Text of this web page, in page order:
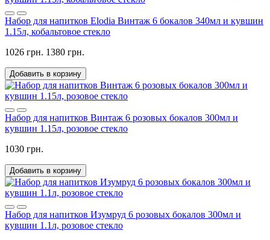
Набор для напитков Elodia Винтаж 6 бокалов 340мл и кувшин
1.15л, кобальтовое стекло
1026 грн. 1380 грн.
Добавить в корзину
Набор для напитков Винтаж 6 розовых бокалов 300мл и
кувшин 1.15л, розовое стекло
1030 грн.
Добавить в корзину
Набор для напитков Изумруд 6 розовых бокалов 300мл и
кувшин 1.1л, розовое стекло